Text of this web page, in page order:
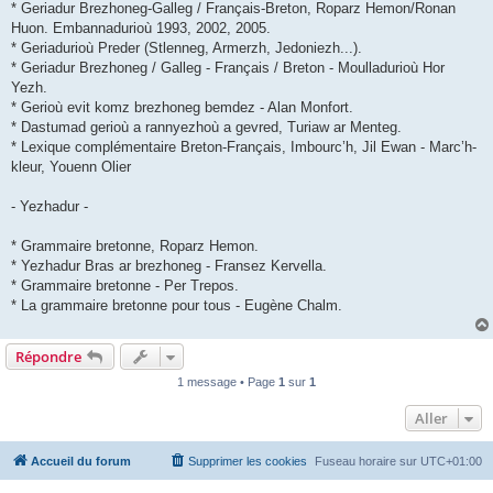
* Geriadur Brezhoneg-Galleg / Français-Breton, Roparz Hemon/Ronan
Huon. Embannadurioù 1993, 2002, 2005.
* Geriadurioù Preder (Stlenneg, Armerzh, Jedoniezh...).
* Geriadur Brezhoneg / Galleg - Français / Breton - Moulladurioù Hor
Yezh.
* Gerioù evit komz brezhoneg bemdez - Alan Monfort.
* Dastumad gerioù a rannyezhoù a gevred, Turiaw ar Menteg.
* Lexique complémentaire Breton-Français, Imbourc’h, Jil Ewan - Marc’h-
kleur, Youenn Olier
- Yezhadur -
* Grammaire bretonne, Roparz Hemon.
* Yezhadur Bras ar brezhoneg - Fransez Kervella.
* Grammaire bretonne - Per Trepos.
* La grammaire bretonne pour tous - Eugène Chalm.
Répondre
1 message • Page 1 sur 1
Aller
Accueil du forum Fuseau horaire sur UTC+01:00
Supprimer les cookies